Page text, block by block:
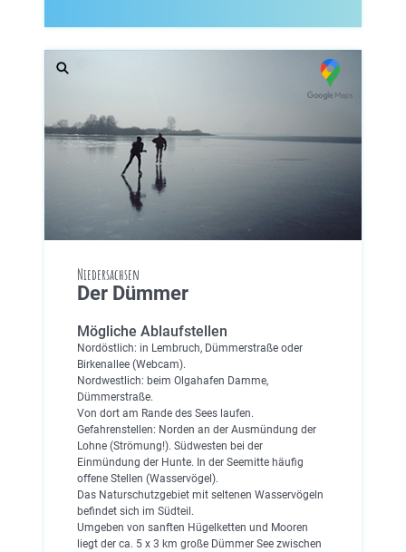
Niedersachsen
Der Dümmer
Mögliche Ablaufstellen
Nordöstlich: in Lembruch, Dümmerstraße oder
Birkenallee (Webcam).
Nordwestlich: beim Olgahafen Damme,
Dümmerstraße.
Von dort am Rande des Sees laufen.
Gefahrenstellen: Norden an der Ausmündung der
Lohne (Strömung!). Südwesten bei der
Einmündung der Hunte. In der Seemitte häufig
offene Stellen (Wasservögel).
Das Naturschutzgebiet mit seltenen Wasservögeln
befindet sich im Südteil.
Umgeben von sanften Hügelketten und Mooren
liegt der ca. 5 x 3 km große Dümmer See zwischen